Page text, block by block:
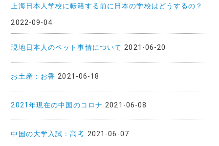
上海日本人学校に転籍する前に日本の学校はどうするの？
2022-09-04
現地日本人のペット事情について 2021-06-20
お土産：お香 2021-06-18
2021年現在の中国のコロナ 2021-06-08
中国の大学入試：高考 2021-06-07